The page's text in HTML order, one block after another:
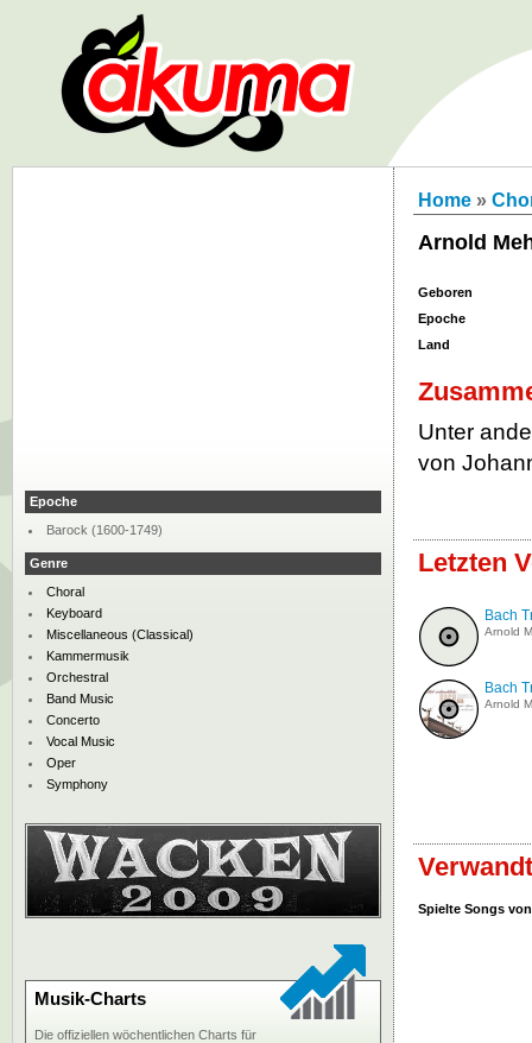
Home »
Arnold
Geboren
Epoche
Land
Unter
von
Letzten
Bach
Arnold
Bach
Arnold
Spielte Songs von
Epoche
Barock (1600-1749)
Genre
Choral
Keyboard
Miscellaneous (Classical)
Kammermusik
Orchestral
Band Music
Concerto
Vocal Music
Oper
Symphony
Musik-Charts
Die offiziellen wöchentlichen Charts für